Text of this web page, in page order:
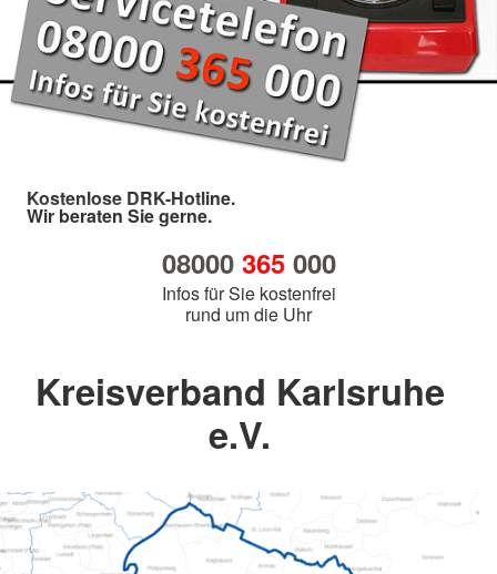
Kostenlose DRK-Hotline.
Wir beraten Sie gerne.
08000 365000
Infos für Sie kostenfrei
rund um die Uhr
Kreisverband Karlsruhe
e.V.